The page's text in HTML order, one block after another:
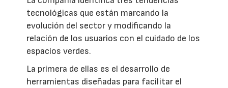
tecnológicas que están marcando la
evolución del sector y modificando la
relación de los usuarios con el cuidado de los
espacios verdes.
La primera de ellas es el desarrollo de
herramientas diseñadas para facilitar el